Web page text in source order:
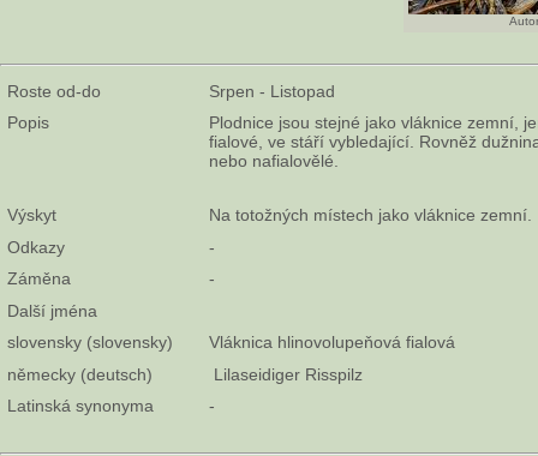
Roste od-do
Srpen - Listopad
Popis
Plodnice jsou stejné jako vláknice zemní,
fialové, ve stáří vybledající. Rovněž
nebo nafialovělé.
Výskyt
Na totožných místech jako vláknice zemní.
Odkazy
-
Záměna
-
Další jména
slovensky (slovensky)
Vláknica hlinovolupeňová fialová
německy (deutsch)
Lilaseidiger Risspilz
Latinská synonyma
-